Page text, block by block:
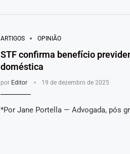
ARTIGOS OPINIÃO
STF confirma benefício
doméstica
por Editor 19 de dezembro de 2025
*Por Jane Portella — Advogada, pós